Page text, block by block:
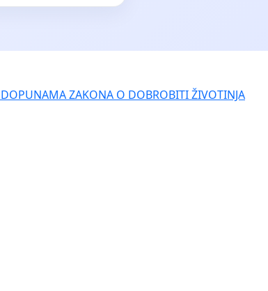
ZAKONA O DOBROBITI ŽIVOTINJA